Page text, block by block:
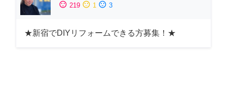
sentiment_satisfied 219 sentiment_neutral 1 sentiment_dissatisfied 3
★新宿でDIYリフォームできる方募集！★